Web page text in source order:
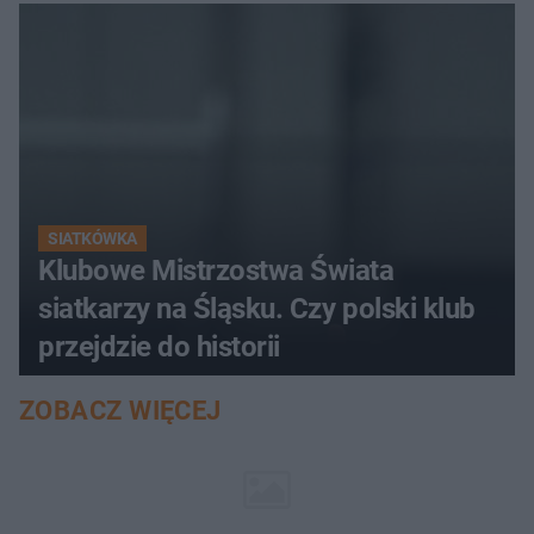
SIATKÓWKA
Klubowe Mistrzostwa Świata
siatkarzy na Śląsku. Czy polski klub
przejdzie do historii
ZOBACZ WIĘCEJ